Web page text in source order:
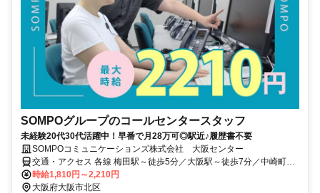
SOMPOグループのコールセンタースタッフ
未経験20代30代活躍中！早番で月28万可◎駅近♪履歴書不要
SOMPOコミュニケーションズ株式会社 大阪センター
交通・アクセス 各線 梅田駅～徒歩5分／大阪駅～徒歩7分／中崎町駅
～徒歩3分
時給1,810円～2,210円
大阪府大阪市北区